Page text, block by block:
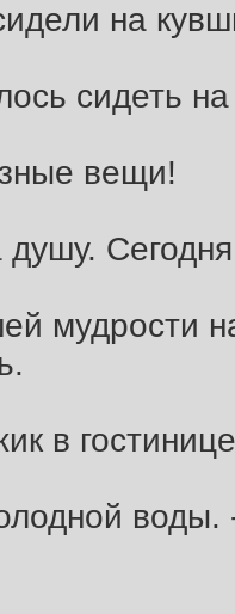
на
сидеть
вещи!
душу.
мудрости
в